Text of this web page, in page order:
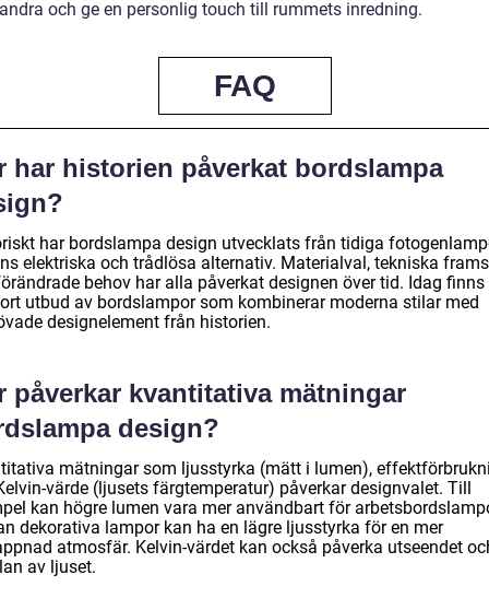
och ge en personlig touch till rummets inredning.
FAQ
har historien påverkat bordslampa
har bordslampa design utvecklats från tidiga
elektriska och trådlösa alternativ. Materialval, tekniska
behov har alla påverkat designen över tid. Idag finns
utbud av bordslampor som kombinerar moderna stilar med
designelement från historien.
påverkar kvantitativa mätningar
design?
mätningar som ljusstyrka (mätt i lumen),
värde (ljusets färgtemperatur) påverkar designvalet. Till
kan högre lumen vara mer användbart för
dekorativa lampor kan ha en lägre ljusstyrka för en mer
atmosfär. Kelvin-värdet kan också påverka utseendet
av ljuset.